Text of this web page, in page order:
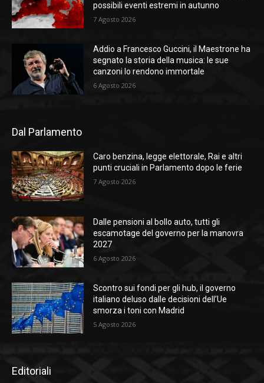
possibili eventi estremi in autunno
7 Agosto 2026
Addio a Francesco Guccini, il Maestrone ha
segnato la storia della musica: le sue
canzoni lo rendono immortale
6 Agosto 2026
Dal Parlamento
Caro benzina, legge elettorale, Rai e altri
punti cruciali in Parlamento dopo le ferie
7 Agosto 2026
Dalle pensioni al bollo auto, tutti gli
escamotage del governo per la manovra
2027
6 Agosto 2026
Scontro sui fondi per gli hub, il governo
italiano deluso dalle decisioni dell’Ue
smorza i toni con Madrid
5 Agosto 2026
Editoriali